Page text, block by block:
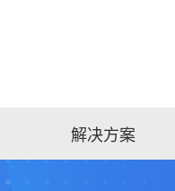
解决方案